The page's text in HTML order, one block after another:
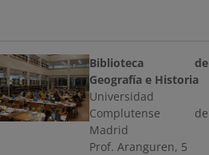
Biblioteca de
Geografía e Historia
Universidad
Complutense de
Madrid
Prof. Aranguren, 5